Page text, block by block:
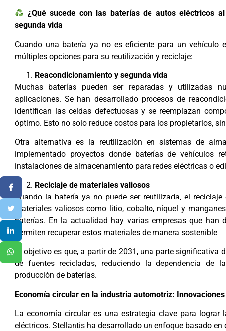
¿Qué sucede con las baterías de autos eléctricos
segunda vida
Cuando una batería ya no es eficiente para un vehículo
múltiples opciones para su reutilización y reciclaje:
Reacondicionamiento y segunda vida
Muchas baterías pueden ser reparadas y utilizadas
aplicaciones. Se han desarrollado procesos de
identifican las celdas defectuosas y se reemplazan
óptimo. Esto no solo reduce costos para los propietarios,
Otra alternativa es la reutilización en sistemas de
implementado proyectos donde baterías de vehículos
instalaciones de almacenamiento para redes eléctricas o
Reciclaje de materiales valiosos
Cuando la batería ya no puede ser reutilizada, el
materiales valiosos como litio, cobalto, níquel y
baterías. En la actualidad hay varias empresas que han
permiten recuperar estos materiales de manera sostenible
El objetivo es que, a partir de 2031, una parte
de fuentes recicladas, reduciendo la dependencia de
producción de baterías.
Economía circular en la industria automotriz:
La economía circular es una estrategia clave para
eléctricos. Stellantis ha desarrollado un enfoque basado en